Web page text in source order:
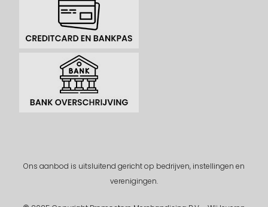
Ons aanbod is uitsluitend gericht op bedrijven, instellingen en
verenigingen.